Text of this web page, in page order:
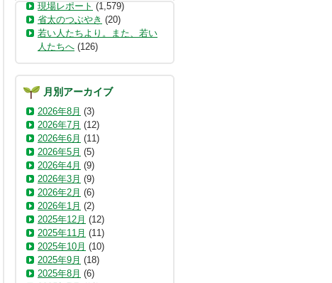
現場レポート (1,579)
省太のつぶやき (20)
若い人たちより。また、若い
人たちへ (126)
月別アーカイブ
2026年8月 (3)
2026年7月 (12)
2026年6月 (11)
2026年5月 (5)
2026年4月 (9)
2026年3月 (9)
2026年2月 (6)
2026年1月 (2)
2025年12月 (12)
2025年11月 (11)
2025年10月 (10)
2025年9月 (18)
2025年8月 (6)